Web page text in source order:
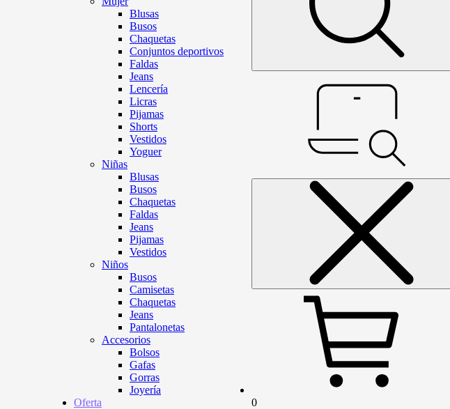
Blusas
Busos
Chaquetas
Conjuntos deportivos
Faldas
Jeans
Lencería
Licras
Pijamas
Shorts
Vestidos
Yoguer
Niñas
Blusas
Busos
Chaquetas
Faldas
Jeans
Pijamas
Vestidos
Niños
Busos
Camisetas
Chaquetas
Jeans
Pantalonetas
Accesorios
Bolsos
Gafas
Gorras
Joyería
Oferta
0